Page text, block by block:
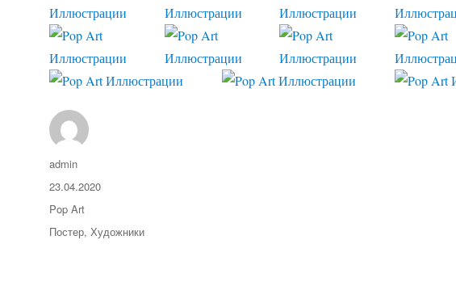
Автор
admin
Опубликовано
23.04.2020
Рубрики
Pop Art
Метки
Постер,Художники